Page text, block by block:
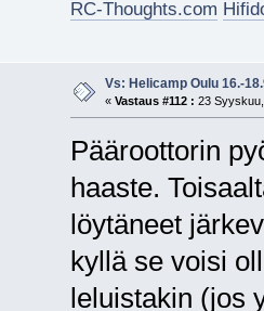
RC-Thoughts.com
Vs: Helicamp Oulu 16.-
« Vastaus #112 : 23
Pääroottorin
haaste.
löytäneet
kyllä se voisi
leluistakin (jos